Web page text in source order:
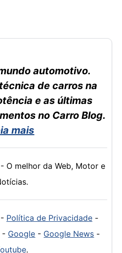
automotivo.
de carros na
e as últimas
no Carro Blog.
mais
O melhor da Web, Motor e
Política de Privacidade-
- Google - Google News -
.